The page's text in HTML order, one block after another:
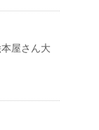
屋さん大